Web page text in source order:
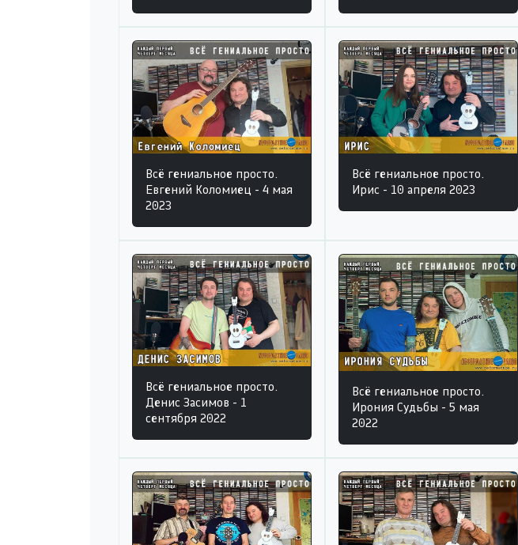
Всё гениальное просто.
Евгений Коломиец - 4 мая
2023
Всё гениальное просто.
Ирис - 10 апреля 2023
Всё гениальное просто.
Денис Засимов - 1
сентября 2022
Всё гениальное просто.
Ирония Судьбы - 5 мая
2022